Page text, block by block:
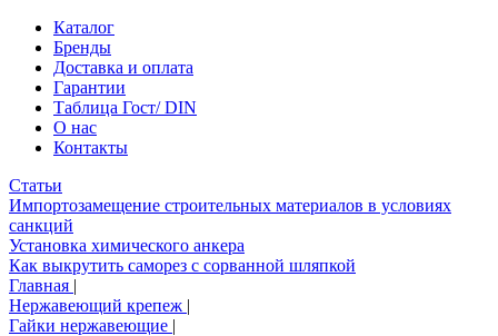
Каталог
Бренды
Доставка и оплата
Гарантии
Таблица Гост/ DIN
О нас
Контакты
Статьи
Импортозамещение строительных материалов в условиях
санкций
Установка химического анкера
Как выкрутить саморез с сорванной шляпкой
Главная |
Нержавеющий крепеж |
Гайки нержавеющие |